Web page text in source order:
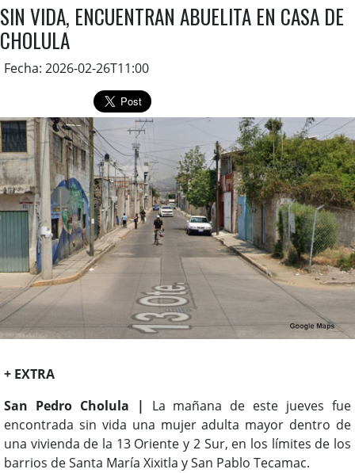
SIN VIDA, ENCUENTRAN ABUELITA EN CASA DE
CHOLULA
Fecha: 2026-02-26T11:00
+ EXTRA
San Pedro Cholula |
La mañana de este jueves fue
encontrada sin vida una mujer adulta mayor dentro de
una vivienda de la 13 Oriente y 2 Sur, en los límites de los
barrios de Santa María Xixitla y San Pablo Tecamac.